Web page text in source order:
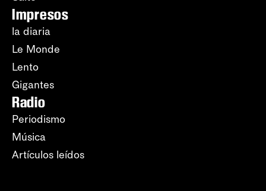
Impresos
la diaria
Le Monde
Lento
Gigantes
Radio
Periodismo
Música
Artículos leídos